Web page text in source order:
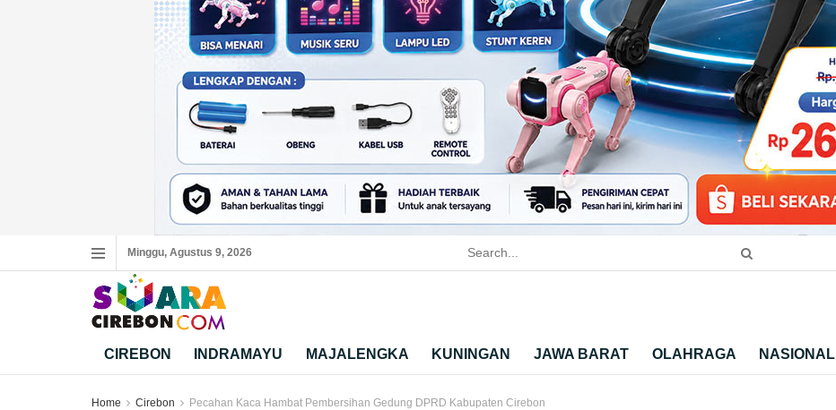
Minggu, Agustus 9, 2026
CIREBON INDRAMAYU MAJALENGKA KUNINGAN JAWA BARAT OLAHRAGA NASIONAL
Home Cirebon Pecahan Kaca Hambat Pembersihan Gedung DPRD Kabupaten Cirebon